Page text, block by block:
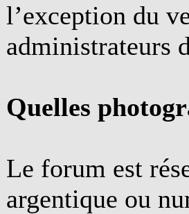
l’exception du
administrateurs
Quelles
Le forum est
argentique ou